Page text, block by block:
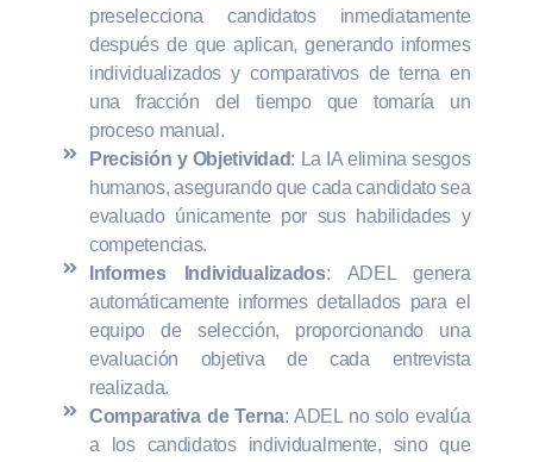
preselecciona candidatos inmediatamente
después de que aplican, generando informes
individualizados y comparativos de terna en
una fracción del tiempo que tomaría un
proceso manual.
Precisión y Objetividad: La IA elimina sesgos
humanos, asegurando que cada candidato sea
evaluado únicamente por sus habilidades y
competencias.
Informes Individualizados: ADEL genera
automáticamente informes detallados para el
equipo de selección, proporcionando una
evaluación objetiva de cada entrevista
realizada.
Comparativa de Terna: ADEL no solo evalúa
a los candidatos individualmente, sino que